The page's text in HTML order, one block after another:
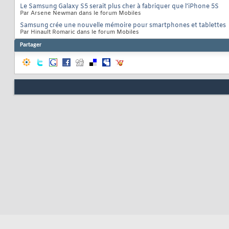
Le Samsung Galaxy S5 serait plus cher à fabriquer que l’iPhone 5S
Par Arsene Newman dans le forum Mobiles
Samsung crée une nouvelle mémoire pour smartphones et tablettes
Par Hinault Romaric dans le forum Mobiles
Partager